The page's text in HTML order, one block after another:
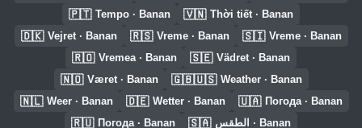
🇵🇹 Tempo · Banan 🇻🇳 Thời tiết · Banan
🇩🇰 Vejret · Banan 🇷🇸 Vreme · Banan 🇸🇮 Vreme · Banan
🇷🇴 Vremea · Banan 🇸🇪 Vädret · Banan
🇳🇴 Været · Banan 🇬🇧🇺🇸 Weather · Banan
🇳🇱 Weer · Banan 🇩🇪 Wetter · Banan 🇺🇦 Погода · Banan
🇷🇺 Погода · Banan 🇸🇦 الطقس · Banan